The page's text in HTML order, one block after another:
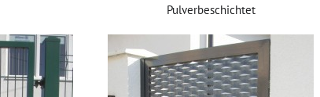
Pulverbeschichtet